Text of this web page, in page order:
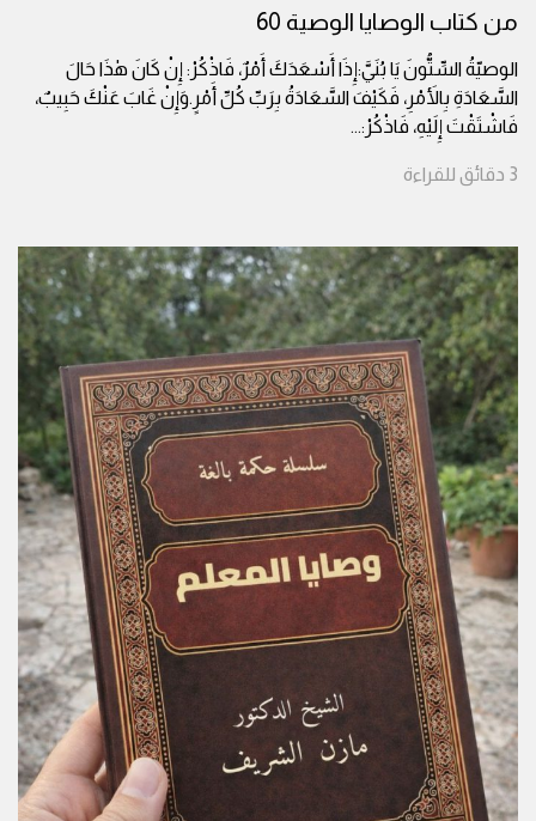
من كتاب الوصايا الوصية 60
الوصيّةُ السِّتُّونَ يَا بُنَيَّ:إِذَا أَسْعَدَكَ أَمْرٌ، فَاذْكُرْ: إِنْ كَانَ هٰذَا حَالَ
السَّعَادَةِ بِالأَمْرِ، فَكَيْفَ السَّعَادَةُ بِرَبِّ كُلِّ أَمْرٍ.وَإِنْ غَابَ عَنْكَ حَبِيبٌ،
فَاشْتَقْتَ إِلَيْهِ، فَاذْكُرْ:...
3 دقائق للقراءة